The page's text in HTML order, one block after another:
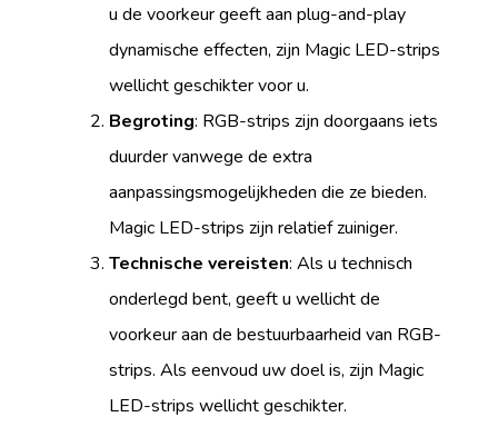
u de voorkeur geeft aan plug-and-play
dynamische effecten, zijn Magic LED-strips
wellicht geschikter voor u.
Begroting: RGB-strips zijn doorgaans iets
duurder vanwege de extra
aanpassingsmogelijkheden die ze bieden.
Magic LED-strips zijn relatief zuiniger.
Technische vereisten: Als u technisch
onderlegd bent, geeft u wellicht de
voorkeur aan de bestuurbaarheid van RGB-
strips. Als eenvoud uw doel is, zijn Magic
LED-strips wellicht geschikter.